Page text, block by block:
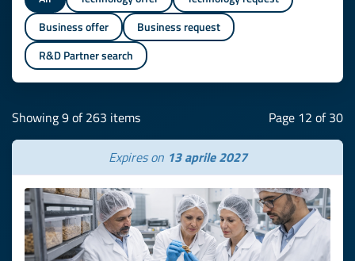
Business offer
Business request
R&D Partner search
Showing 9 of 263 items Page 12 of 30
Expires on 13 aprile 2027